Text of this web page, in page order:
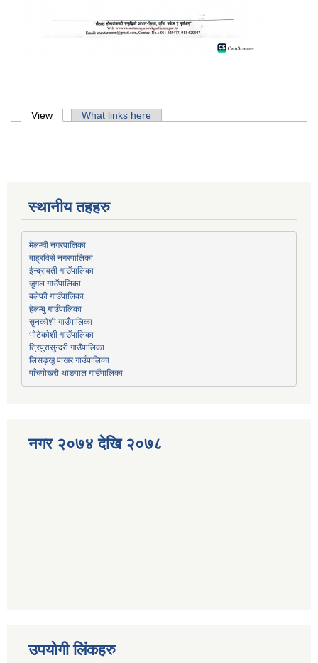
Primary tabs
View (active tab)What links here
स्थानीय तहहरु
मेलम्ची नगरपालिका
बाह्रविसे नगरपालिका
ईन्द्रावती गाउँपालिका
जुगल गाउँपालिका
बलेफी गाउँपालिका
हेलम्बु गाउँपालिका
सुनकोशी गाउँपालिका
भोटेकोशी गाउँपालिका
त्रिपुरासुन्दरी गाउँपालिका
लिसङ्खु पाखर गाउँपालिका
पाँचपोखरी थाङपाल गाउँपालिका
नगर २०७४ देखि २०७८
उपयोगी लिंकहरु